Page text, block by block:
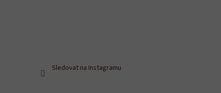
Sledovat na Instagramu